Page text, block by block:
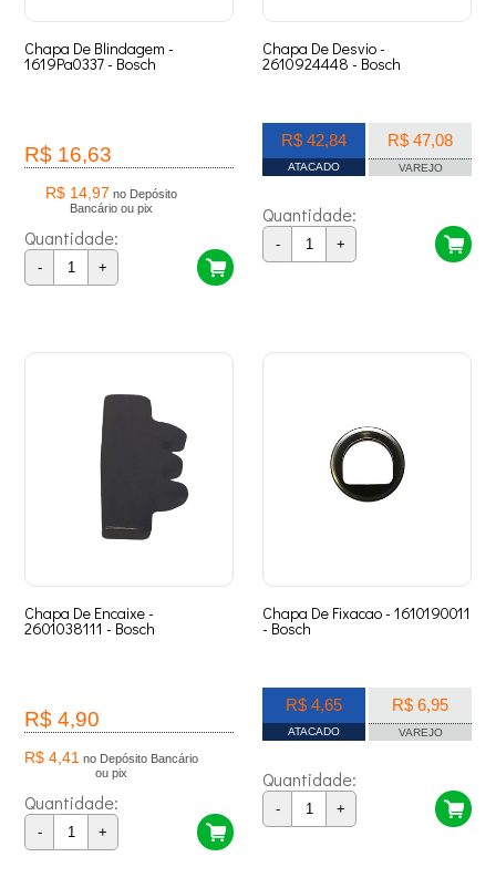
Chapa De Blindagem -
1619Pa0337 - Bosch
R$ 16,63
R$ 14,97 no Depósito
Bancário ou pix
Quantidade:
- +
Chapa De Desvio -
2610924448 - Bosch
R$ 42,84
ATACADO
R$ 47,08
VAREJO
Quantidade:
- +
Chapa De Encaixe -
2601038111 - Bosch
R$ 4,90
R$ 4,41 no Depósito Bancário
ou pix
Quantidade:
- +
Chapa De Fixacao - 1610190011
- Bosch
R$ 4,65
ATACADO
R$ 6,95
VAREJO
Quantidade:
- +